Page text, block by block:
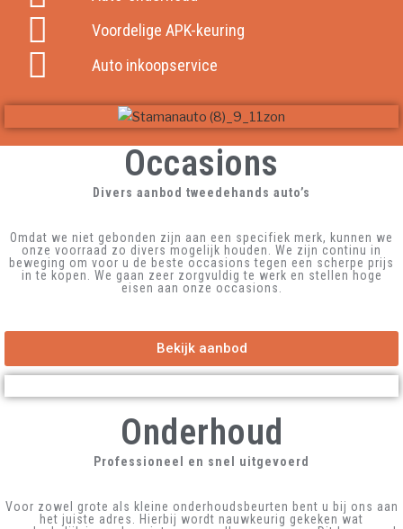
Voordelige APK-keuring
Auto inkoopservice
Occasions
Divers aanbod tweedehands auto’s
Omdat we niet gebonden zijn aan een specifiek merk, kunnen we
onze voorraad zo divers mogelijk houden. We zijn continu in
beweging om voor u de beste occasions tegen een scherpe prijs
in te kopen. We gaan zeer zorgvuldig te werk en stellen hoge
eisen aan onze occasions.
Bekijk aanbod
Onderhoud
Professioneel en snel uitgevoerd
Voor zowel grote als kleine onderhoudsbeurten bent u bij ons aan
het juiste adres. Hierbij wordt nauwkeurig gekeken wat